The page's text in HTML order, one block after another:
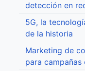
detección en
5G, la
de la historia
Marketing de
para